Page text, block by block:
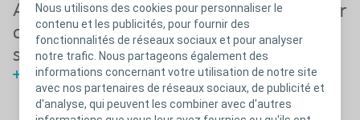
Nous utilisons des cookies pour personnaliser le
contenu et les publicités, pour fournir des
fonctionnalités de réseaux sociaux et pour analyser
notre trafic. Nous partageons également des
informations concernant votre utilisation de notre site
avec nos partenaires de réseaux sociaux, de publicité et
d'analyse, qui peuvent les combiner avec d'autres
Apprendre à
découper son
support de stomie
Voir la vidéo
Comment préparer
le protecteur
cutané avant son
application ?
Voir la vidéo